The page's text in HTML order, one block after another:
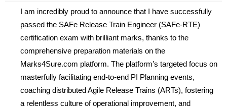
I am incredibly proud to announce that I have successfully
passed the SAFe Release Train Engineer (SAFe-RTE)
certification exam with brilliant marks, thanks to the
comprehensive preparation materials on the
Marks4Sure.com platform. The platform’s targeted focus on
masterfully facilitating end-to-end PI Planning events,
coaching distributed Agile Release Trains (ARTs), fostering
a relentless culture of operational improvement, and